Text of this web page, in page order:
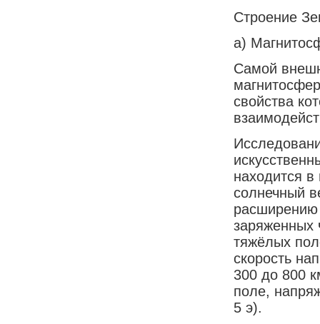
Строение
а)
Самой
свойства
находится в
солнечный
расширению
заряженных
тяжёлых
скорость
300 до 800
поле,
5 э).